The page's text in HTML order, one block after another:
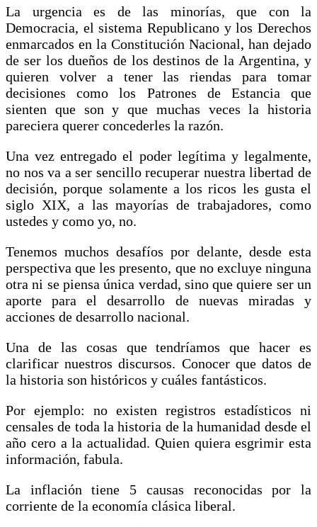
La urgencia es de las minorías, que con la
Democracia, el sistema Republicano y los Derechos
enmarcados en la Constitución Nacional, han dejado
de ser los dueños de los destinos de la Argentina, y
quieren volver a tener las riendas para tomar
decisiones como los Patrones de Estancia que
sienten que son y que muchas veces la historia
pareciera querer concederles la razón.
Una vez entregado el poder legítima y legalmente,
no nos va a ser sencillo recuperar nuestra libertad de
decisión, porque solamente a los ricos les gusta el
siglo XIX, a las mayorías de trabajadores, como
ustedes y como yo, no.
Tenemos muchos desafíos por delante, desde esta
perspectiva que les presento, que no excluye ninguna
otra ni se piensa única verdad, sino que quiere ser un
aporte para el desarrollo de nuevas miradas y
acciones de desarrollo nacional.
Una de las cosas que tendríamos que hacer es
clarificar nuestros discursos. Conocer que datos de
la historia son históricos y cuáles fantásticos.
Por ejemplo: no existen registros estadísticos ni
censales de toda la historia de la humanidad desde el
año cero a la actualidad. Quien quiera esgrimir esta
información, fabula.
La inflación tiene 5 causas reconocidas por la
corriente de la economía clásica liberal.